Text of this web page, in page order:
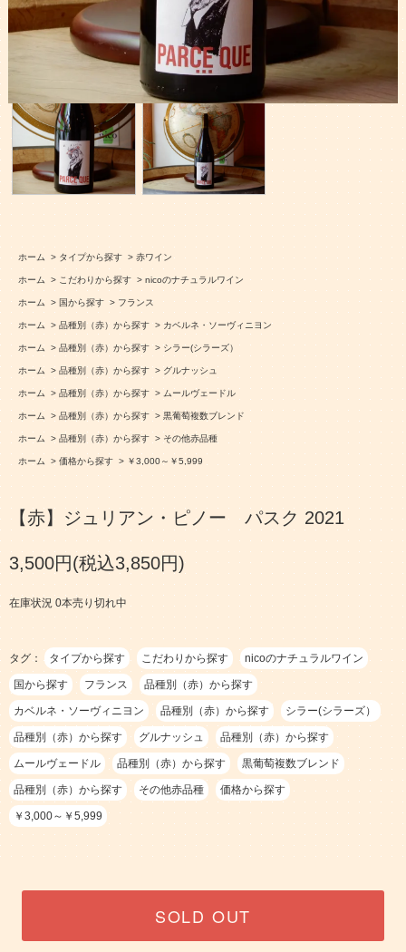
ホーム > タイプから探す > 赤ワイン
ホーム > こだわりから探す > nicoのナチュラルワイン
ホーム > 国から探す > フランス
ホーム > 品種別（赤）から探す > カベルネ・ソーヴィニヨン
ホーム > 品種別（赤）から探す > シラー(シラーズ）
ホーム > 品種別（赤）から探す > グルナッシュ
ホーム > 品種別（赤）から探す > ムールヴェードル
ホーム > 品種別（赤）から探す > 黒葡萄複数ブレンド
ホーム > 品種別（赤）から探す > その他赤品種
ホーム > 価格から探す > ￥3,000～￥5,999
【赤】ジュリアン・ピノー パスク 2021
3,500円(税込3,850円)
在庫状況 0本売り切れ中
タグ： タイプから探す こだわりから探す nicoのナチュラルワイン
国から探す フランス 品種別（赤）から探す
カベルネ・ソーヴィニヨン 品種別（赤）から探す シラー(シラーズ）
品種別（赤）から探す グルナッシュ 品種別（赤）から探す
ムールヴェードル 品種別（赤）から探す 黒葡萄複数ブレンド
品種別（赤）から探す その他赤品種 価格から探す
￥3,000～￥5,999
SOLD OUT